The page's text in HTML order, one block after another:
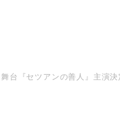
台『セツアンの善人』主演決